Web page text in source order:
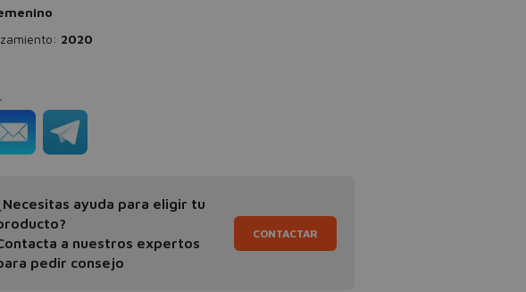
2020
ayuda para eligir tu
a nuestros expertos
pedir consejo
CONTACTAR